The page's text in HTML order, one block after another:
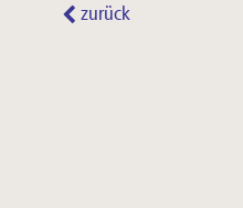
zurück